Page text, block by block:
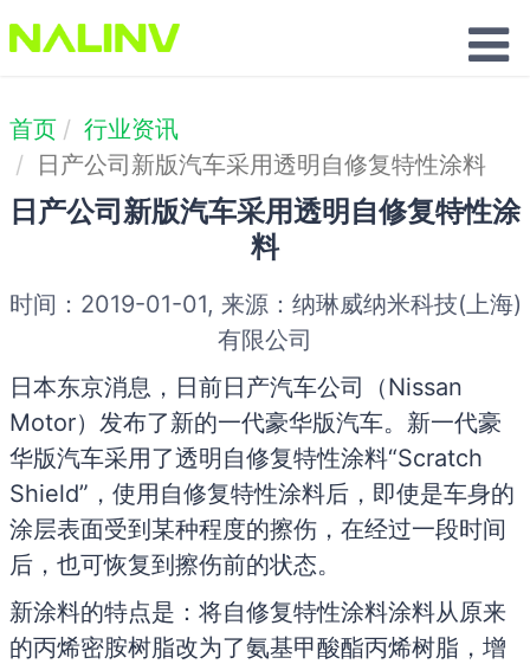
首页
行业资讯
日产公司新版汽车采用透明自修复特性涂料
日产公司新版汽车采用透明自修复特性涂
料
时间：2019-01-01, 来源：纳琳威纳米科技(上海)
有限公司
日本东京消息，日前日产汽车公司（Nissan
Motor）发布了新的一代豪华版汽车。新一代豪
华版汽车采用了透明自修复特性涂料“Scratch
Shield”，使用自修复特性涂料后，即使是车身的
涂层表面受到某种程度的擦伤，在经过一段时间
后，也可恢复到擦伤前的状态。
新涂料的特点是：将自修复特性涂料涂料从原来
的丙烯密胺树脂改为了氨基甲酸酯丙烯树脂，增